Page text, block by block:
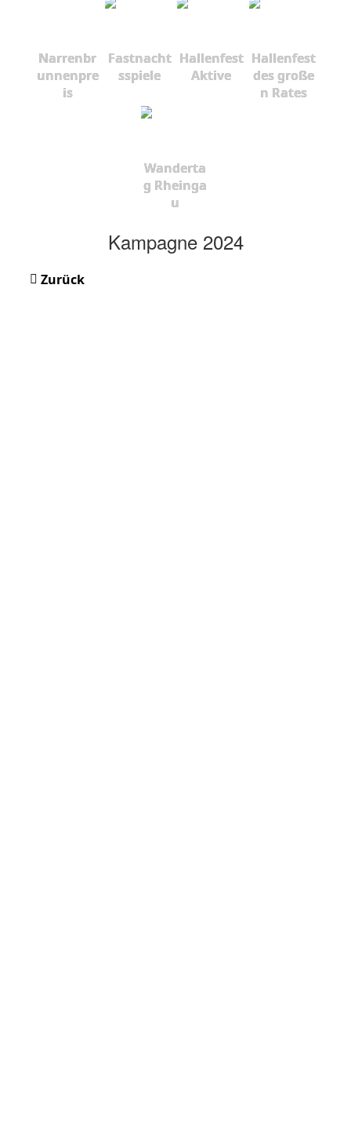
Narrenbr
unnenpre
is
Fastnacht
sspiele
Hallenfest
Aktive
Hallenfest
des große
n Rates
Wanderta
g Rheinga
u
Kampagne 2024
Zurück